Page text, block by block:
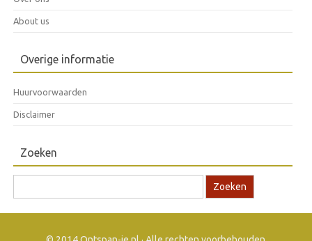
About us
Overige informatie
Huurvoorwaarden
Disclaimer
Zoeken